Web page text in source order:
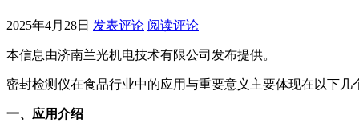
2025年4月28日 发表评论 阅读评论
本信息由济南兰光机电技术有限公司发布提供。
密封检测仪在食品行业中的应用与重要意义主要体现在以下几
一、应用介绍